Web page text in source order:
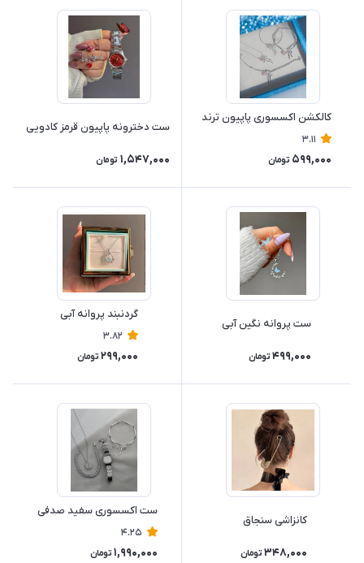
کالکشن اکسسوری پاپیون ترند
3.11
599,000 تومان
ست دخترونه پاپیون قرمز کادویی
1,547,000 تومان
ست پروانه نگین آبی
499,000 تومان
گردنبند پروانه آبی
3.82
299,000 تومان
کانزاشی سنجاق
348,000 تومان
ست اکسسوری سفید صدفی
4.25
1,990,000 تومان